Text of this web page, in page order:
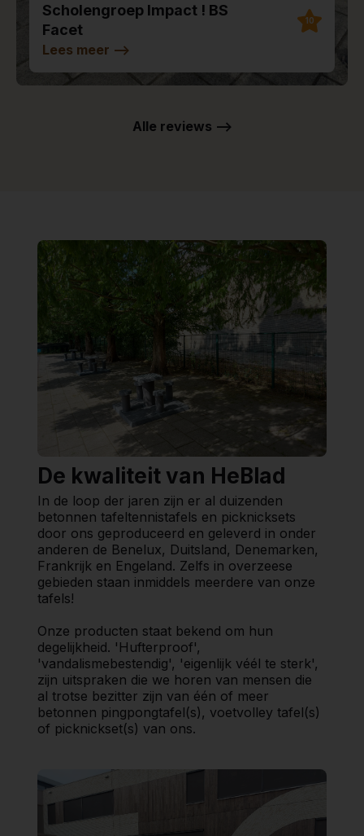
Scholengroep Impact ! BS
Facet
10
Lees meer -->
Alle reviews -->
De kwaliteit van HeBlad
In de loop der jaren zijn er al duizenden
betonnen tafeltennistafels en picknicksets
door ons geproduceerd en geleverd in onder
anderen de Benelux, Duitsland, Denemarken,
Frankrijk en Engeland. Zelfs in overzeese
gebieden staan inmiddels meerdere van onze
tafels!
Onze producten staat bekend om hun
degelijkheid. 'Hufterproof',
'vandalismebestendig', 'eigenlijk véél te sterk',
zijn uitspraken die we horen van mensen die
al trotse bezitter zijn van één of meer
betonnen pingpongtafel(s), voetvolley tafel(s)
of picknickset(s) van ons.